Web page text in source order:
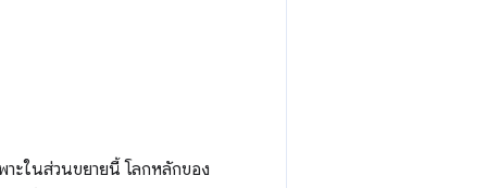
ะในส่วนขยายนี้ โลกหลักของ